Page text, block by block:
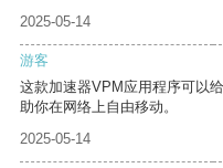
2025-05-14
游客
这款加速器VPM应用程序可以
助你在网络上自由移动。
2025-05-14